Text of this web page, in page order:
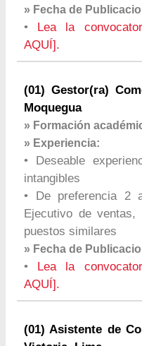
» Fecha de
•
Lea la
AQUÍ].
(01) Gestor(ra)
Moquegua
» Formación
» Experiencia:
• Deseable
intangibles
• De preferencia 2
Ejecutivo de
puestos similares
» Fecha de
•
Lea la
AQUÍ].
(01) Asistente de